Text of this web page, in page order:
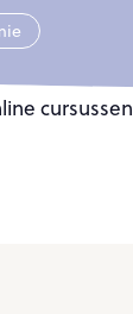
cursussen